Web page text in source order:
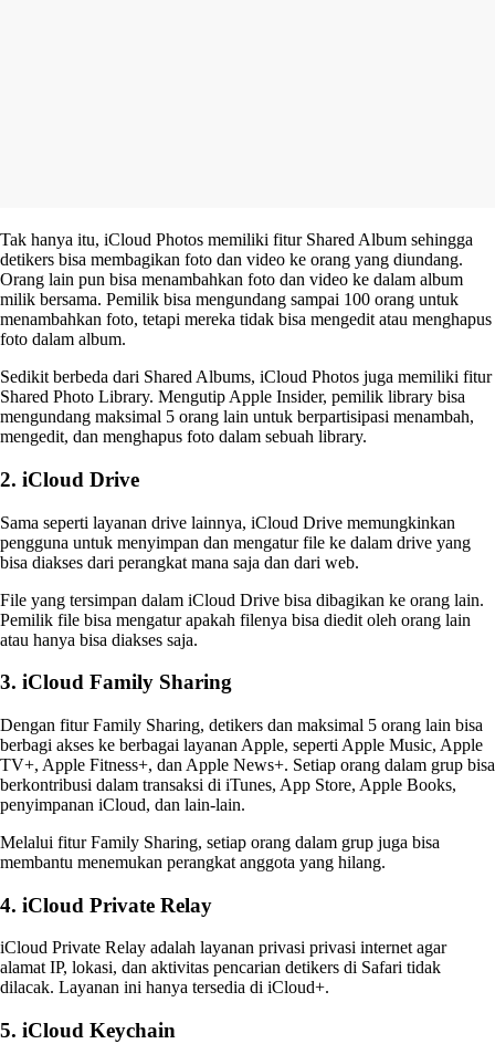
Tak hanya itu, iCloud Photos memiliki fitur Shared Album sehingga
detikers bisa membagikan foto dan video ke orang yang diundang.
Orang lain pun bisa menambahkan foto dan video ke dalam album
milik bersama. Pemilik bisa mengundang sampai 100 orang untuk
menambahkan foto, tetapi mereka tidak bisa mengedit atau menghapus
foto dalam album.
Sedikit berbeda dari Shared Albums, iCloud Photos juga memiliki fitur
Shared Photo Library. Mengutip Apple Insider, pemilik library bisa
mengundang maksimal 5 orang lain untuk berpartisipasi menambah,
mengedit, dan menghapus foto dalam sebuah library.
2. iCloud Drive
Sama seperti layanan drive lainnya, iCloud Drive memungkinkan
pengguna untuk menyimpan dan mengatur file ke dalam drive yang
bisa diakses dari perangkat mana saja dan dari web.
File yang tersimpan dalam iCloud Drive bisa dibagikan ke orang lain.
Pemilik file bisa mengatur apakah filenya bisa diedit oleh orang lain
atau hanya bisa diakses saja.
3. iCloud Family Sharing
Dengan fitur Family Sharing, detikers dan maksimal 5 orang lain bisa
berbagi akses ke berbagai layanan Apple, seperti Apple Music, Apple
TV+, Apple Fitness+, dan Apple News+. Setiap orang dalam grup bisa
berkontribusi dalam transaksi di iTunes, App Store, Apple Books,
penyimpanan iCloud, dan lain-lain.
Melalui fitur Family Sharing, setiap orang dalam grup juga bisa
membantu menemukan perangkat anggota yang hilang.
4. iCloud Private Relay
iCloud Private Relay adalah layanan privasi privasi internet agar
alamat IP, lokasi, dan aktivitas pencarian detikers di Safari tidak
dilacak. Layanan ini hanya tersedia di iCloud+.
5. iCloud Keychain